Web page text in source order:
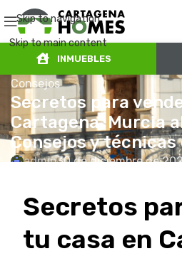
Skip to navigation
Skip to main content
INMUEBLES
Consejos
Secretos para
Cartagena, Murcia
Consejos y
admin30 de diciembre de
Secretos
tu casa en